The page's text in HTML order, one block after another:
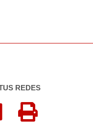
REDES